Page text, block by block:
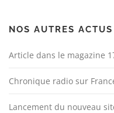
NOS AUTRES ACTUS
Article dans le magazine
Chronique radio sur
Lancement du nouveau